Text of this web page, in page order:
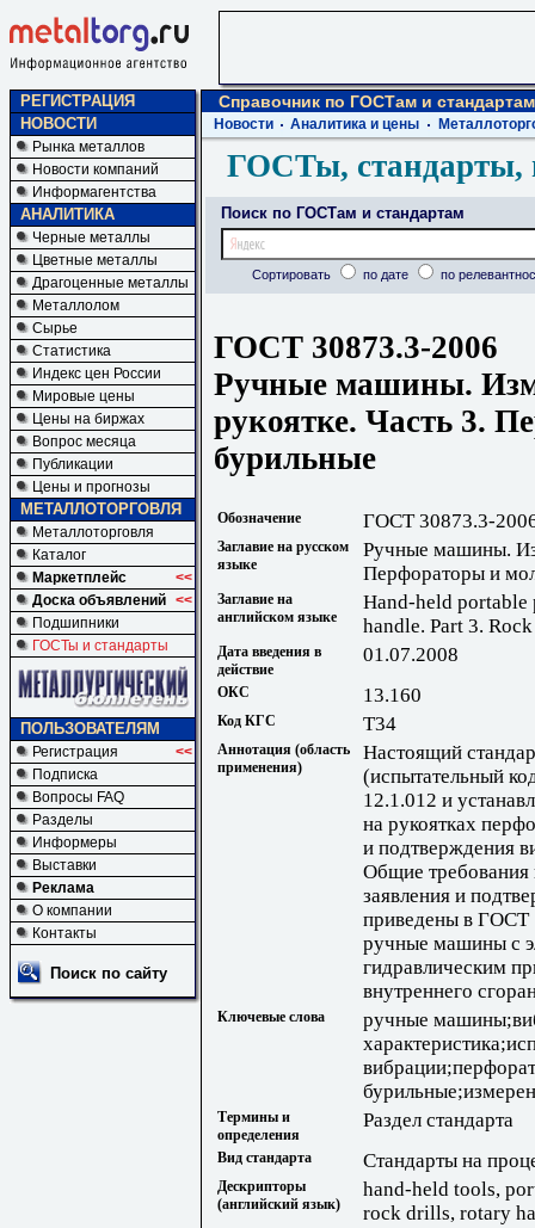
РЕГИСТРАЦИЯ
НОВОСТИ
Рынка металлов
Новости компаний
Информагентства
АНАЛИТИКА
Черные металлы
Цветные металлы
Драгоценные металлы
Металлолом
Сырье
Статистика
Индекс цен России
Мировые цены
Цены на биржах
Вопрос месяца
Публикации
Цены и прогнозы
МЕТАЛЛОТОРГОВЛЯ
Металлоторговля
Каталог
Маркетплейс
<<
Доска объявлений <<
Подшипники
ГОСТы и стандарты
ПОЛЬЗОВАТЕЛЯМ
Регистрация
<<
Подписка
Вопросы FAQ
Разделы
Информеры
Выставки
Реклама
О компании
Контакты
Поиск по сайту
Справочник по ГОСТам и стандартам
Новости Аналитика и цены
ГОСТы, стандарты,
Поиск по ГОСТам и стандартам
Сортировать по дате по
ГОСТ 30873.3-2006
Ручные машины.
рукоятке. Часть 3.
бурильные
Обозначение ГОСТ 30873.3-
Заглавие на русском
языке
Ручные машины.
Перфораторы и
Заглавие на
английском языке
Hand-held portable
handle. Part 3.
Дата введения в
действие
01.07.2008
ОКС 13.160
Код КГС Т34
Аннотация (область
применения)
Настоящий
(испытательный
12.1.012 и
на рукоятках
и подтверждения
Общие
заявления и
приведены в ГОСТ
ручные машины с
гидравлическим
внутреннего
Ключевые слова
ручные
Термины и
определения
Раздел стандарта
Вид стандарта Стандарты на
Дескрипторы
(английский язык)
hand-held tools,
rock drills, rotary